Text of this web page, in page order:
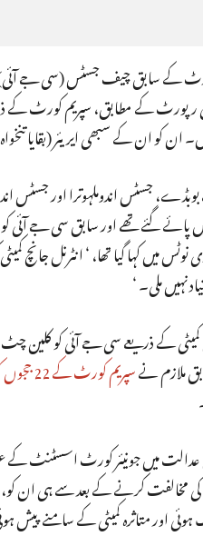
کے سابق چیف جسٹس (سی جے آئی)
کے مطابق، سپریم کورٹ کے
ان کو ان کے سبھی ایریئر (بقایا
جسٹس اندوملہوترا اور جسٹس
پائے گئے تھے اور سابق سی جے
نہیں ملی۔ ‘
کے ذریعے سی جے آئی کو کلین
ملازم نےسپریم کورٹ کے 22 ججوں کو خط
عدالت میں جونیئر کورٹ
ہوئی اور متاثرہ کمیٹی کے